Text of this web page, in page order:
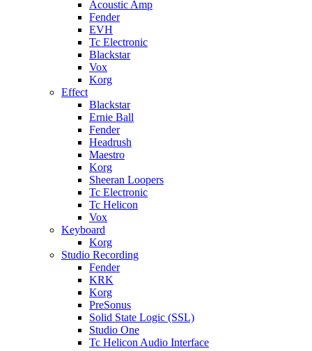
Acoustic Amp
Fender
EVH
Tc Electronic
Blackstar
Vox
Korg
Effect
Blackstar
Ernie Ball
Fender
Headrush
Maestro
Korg
Sheeran Loopers
Tc Electronic
Tc Helicon
Vox
Keyboard
Korg
Studio Recording
Fender
KRK
Korg
PreSonus
Solid State Logic (SSL)
Studio One
Tc Helicon Audio Interface